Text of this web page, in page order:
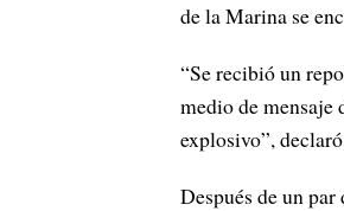
de la Marina se
“Se recibió un
medio de mensaje
explosivo”,
Después de un